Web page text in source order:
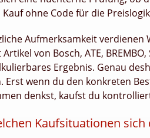
Kauf ohne Code für die
Aufmerksamkeit
Artikel von Bosch, ATE,
Ergebnis. Genau
Erst wenn du den konkreten
denkst, kaufst du
Kaufsituationen